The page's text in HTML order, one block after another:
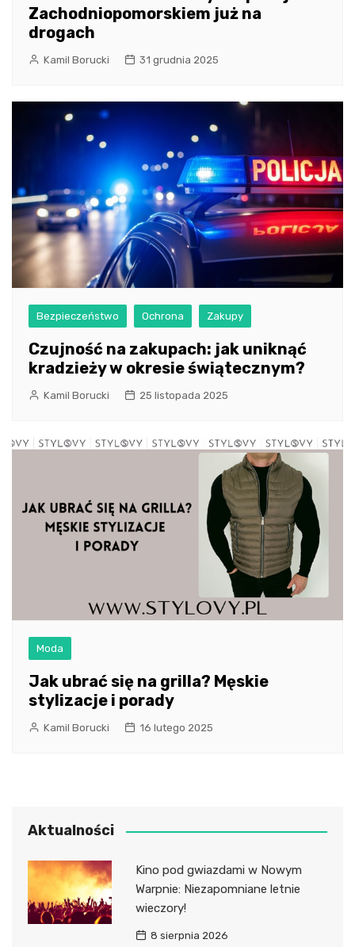
Zachodniopomorskiem już na
drogach
Kamil Borucki 31 grudnia 2025
Bezpieczeństwo Ochrona Zakupy
Czujność na zakupach: jak uniknąć
kradzieży w okresie świątecznym?
Kamil Borucki 25 listopada 2025
Moda
Jak ubrać się na grilla? Męskie
stylizacje i porady
Kamil Borucki 16 lutego 2025
Aktualności
Kino pod gwiazdami w Nowym
Warpnie: Niezapomniane letnie
wieczory!
8 sierpnia 2026